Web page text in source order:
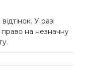
У разі
на незначну